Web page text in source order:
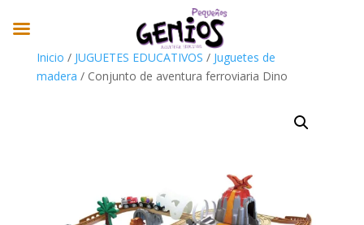
Inicio / JUGUETES EDUCATIVOS / Juguetes de
madera / Conjunto de aventura ferroviaria Dino